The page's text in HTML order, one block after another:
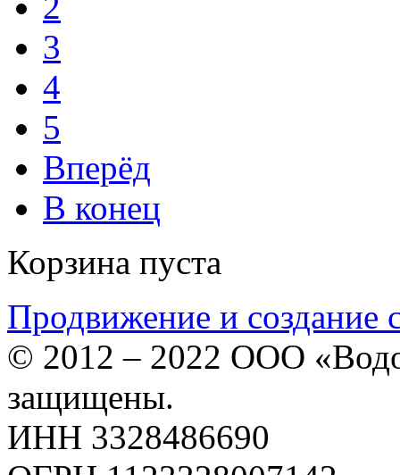
3
4
5
Вперёд
В конец
Корзина пуста
Продвижение и создание
© 2012 – 2022 ООО
защищены.
ИНН 3328486690